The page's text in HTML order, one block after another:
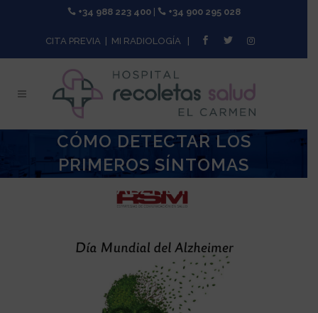
+34 988 223 400| +34 900 295 028
CITA PREVIA MI RADIOLOGÍA
CÓMO DETECTAR LOS
PRIMEROS SÍNTOMAS
DE ALZHEIMER